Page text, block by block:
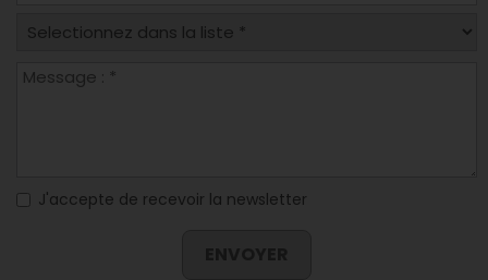
J'accepte de recevoir la newsletter